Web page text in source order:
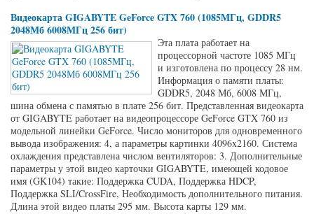
Видеокарта GIGABYTE GeForce GTX 760 (1085МГц, GDDR5
2048Мб 6008МГц 256 бит)
Эта плата работает на
процессорной частоте 1085 МГц
и изготовлена по процессу 28 нм.
Информация о памяти платы:
GDDR5, 2048 Мб, 6008 МГц,
шина обмена с памятью в плате 256 бит. Представленная видеокарта
от GIGABYTE работает на видеопроцессоре GeForce GTX 760 из
модельной линейки GeForce. Число мониторов для одновременного
вывода изображения: 4, а параметры картинки 4096x2160. Система
охлаждения представлена числом вентиляторов: 3. Дополнительные
параметры у этой видео карточки GIGABYTE, имеющей кодовое
имя (GK104) такие: Поддержка CUDA, Поддержка HDCP,
Поддержка SLI/CrossFire, Необходимость дополнительного питания.
Длина этой видео платы 295 мм. Высота карты 129 мм.